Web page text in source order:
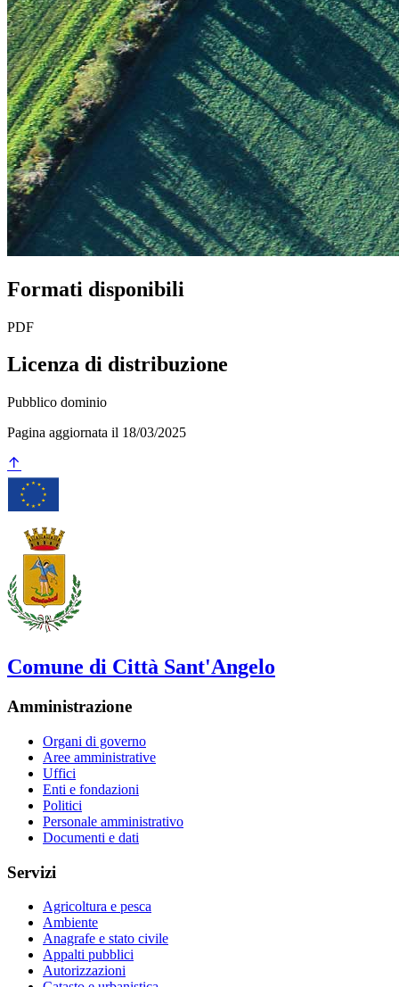
Formati disponibili
PDF
Licenza di distribuzione
Pubblico dominio
Pagina aggiornata il 18/03/2025
Comune di Città Sant'Angelo
Amministrazione
Organi di governo
Aree amministrative
Uffici
Enti e fondazioni
Politici
Personale amministrativo
Documenti e dati
Servizi
Agricoltura e pesca
Ambiente
Anagrafe e stato civile
Appalti pubblici
Autorizzazioni